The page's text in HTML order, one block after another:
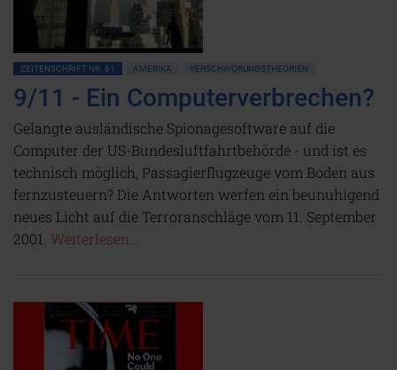
ZEITENSCHRIFT NR. 61 AMERIKA VERSCHWÖRUNGSTHEORIEN
9/11 - Ein Computerverbrechen?
Gelangte ausländische Spionagesoftware auf die
Computer der US-Bundesluftfahrtbehörde - und ist es
technisch möglich, Passagierflugzeuge vom Boden aus
fernzusteuern? Die Antworten werfen ein beunuhigend
neues Licht auf die Terroranschläge vom 11. September
2001. Weiterlesen...